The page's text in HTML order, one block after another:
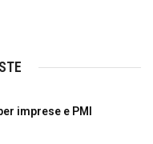
imprese e PMI